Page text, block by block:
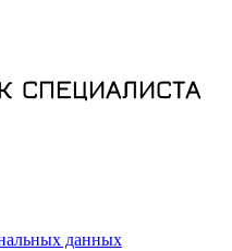
СПЕЦИАЛИСТА
данных